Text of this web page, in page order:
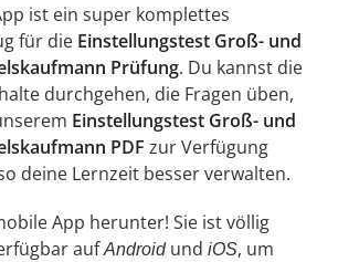
ist ein super komplettes
für die Einstellungstest Groß- und
Prüfung. Du kannst die
durchgehen, die Fragen üben,
Einstellungstest Groß- und
PDF zur Verfügung
deine Lernzeit besser verwalten.
App herunter! Sie ist völlig
aufAndroidund iOS, um